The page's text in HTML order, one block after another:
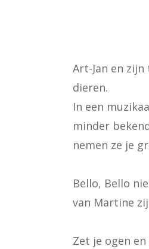
Art-Jan en
dieren.
In een
minder
nemen ze je
Bello, Bello
van Martine
Zet je ogen